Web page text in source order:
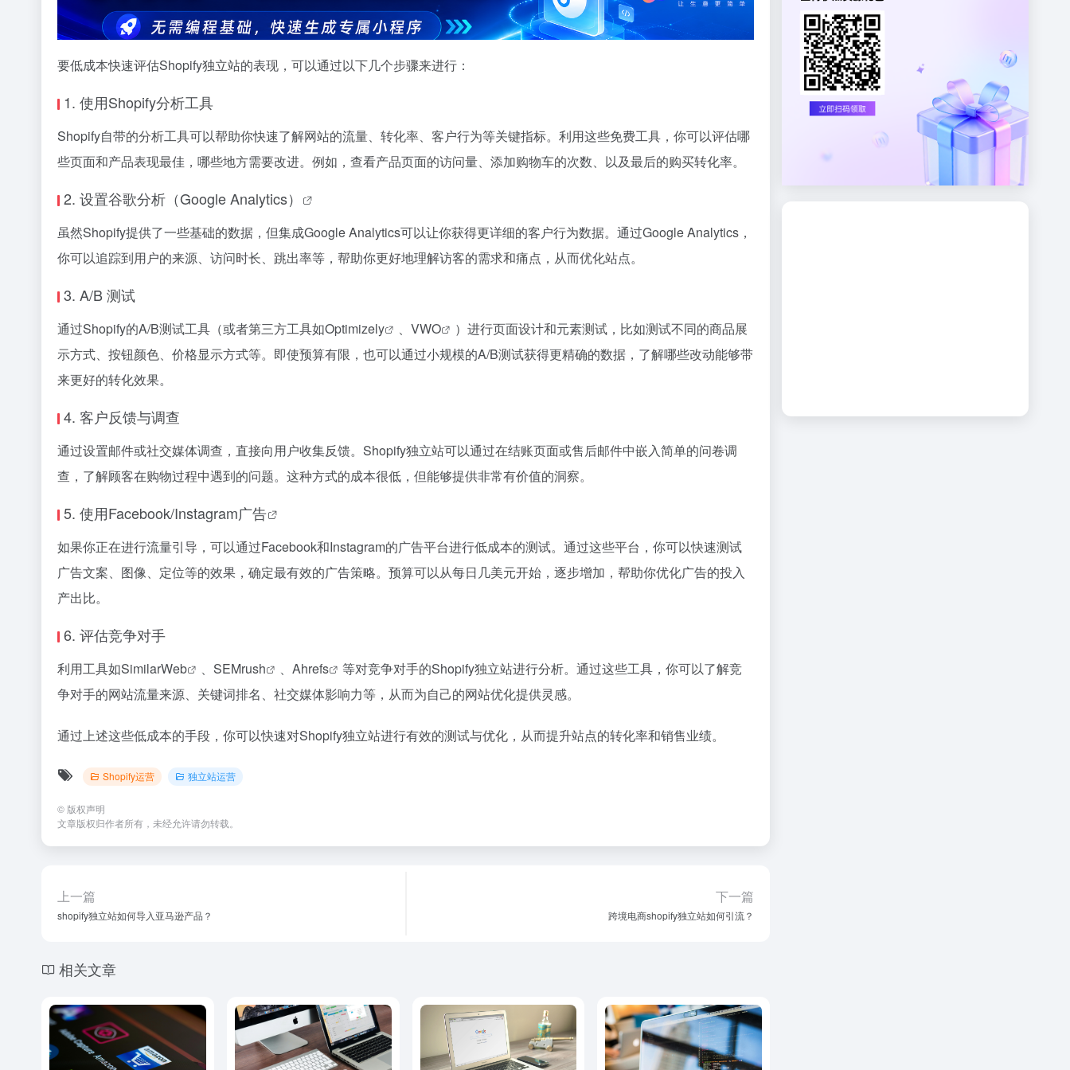
要低成本快速评估Shopify独立站的表现，可以通过以下几个步骤来进行：
1. 使用Shopify分析工具
Shopify自带的分析工具可以帮助你快速了解网站的流量、转化率、客户行为等关键指标。利用这些免费工具，你可以评估哪
些页面和产品表现最佳，哪些地方需要改进。例如，查看产品页面的访问量、添加购物车的次数、以及最后的购买转化率。
2. 设置谷歌分析（Google Analytics）
虽然Shopify提供了一些基础的数据，但集成Google Analytics可以让你获得更详细的客户行为数据。通过Google Analytics，
你可以追踪到用户的来源、访问时长、跳出率等，帮助你更好地理解访客的需求和痛点，从而优化站点。
3. A/B 测试
通过Shopify的A/B测试工具（或者第三方工具如Optimizely 、 VWO
）进行页面设计和元素测试，比如测试不同的商品展
示方式、按钮颜色、价格显示方式等。即使预算有限，也可以通过小规模的A/B测试获得更精确的数据，了解哪些改动能够带
来更好的转化效果。
4. 客户反馈与调查
通过设置邮件或社交媒体调查，直接向用户收集反馈。Shopify独立站可以通过在结账页面或售后邮件中嵌入简单的问卷调
查，了解顾客在购物过程中遇到的问题。这种方式的成本很低，但能够提供非常有价值的洞察。
5. 使用Facebook/Instagram广告
如果你正在进行流量引导，可以通过Facebook和Instagram的广告平台进行低成本的测试。通过这些平台，你可以快速测试
广告文案、图像、定位等的效果，确定最有效的广告策略。预算可以从每日几美元开始，逐步增加，帮助你优化广告的投入
产出比。
6. 评估竞争对手
利用工具如SimilarWeb 、 SEMrush 、 Ahrefs
等对竞争对手的Shopify独立站进行分析。通过这些工具，你可以了解竞
争对手的网站流量来源、关键词排名、社交媒体影响力等，从而为自己的网站优化提供灵感。
通过上述这些低成本的手段，你可以快速对Shopify独立站进行有效的测试与优化，从而提升站点的转化率和销售业绩。
Shopify运营 独立站运营
© 版权声明
文章版权归作者所有，未经允许请勿转载。
上一篇
shopify独立站如何导入亚马逊产品？
下一篇
跨境电商shopify独立站如何引流？
相关文章